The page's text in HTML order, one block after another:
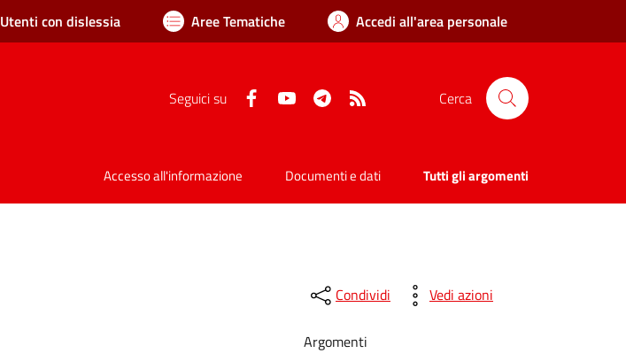
Utenti con dislessia Aree Tematiche Accedi all'area personale
Seguici su FacebookYouTube Telegram Cerca
Accesso all'informazione Documenti e dati Tutti gli argomenti
Condividi Vedi azioni
Argomenti